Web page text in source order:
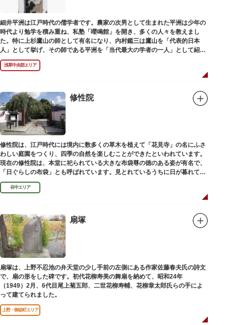
細井平洲は江戸時代の儒学者です。農家の次男として生まれた平洲は少年の
時代より勉学を積み重ね、私塾「嚶鳴館」を開き、多くの人々を教えまし
た。特に上杉鷹山の師として有名になり、内村鑑三は鷹山を「代表的日本
人」として挙げ、その師である平洲を「当代最大の学者の一人」として紹介
しています。お墓は天嶽院（てんがくいん）境内にあります。
浅草中央部エリア
修性院
修性院は、江戸時代には境内に数多くの草木を植えて「花見寺」の名にふさ
わしい庭園をつくり、四季の自然を楽しむことができたといわれています。
現在の修性院は、本堂に祀られている大きな布袋尊の徳のある姿が有名で、
「日ぐらしの布袋」とも呼ばれています。見とれているうちに日が暮れてし
まった、という言い伝えです。
谷中エリア
扇塚
扇塚は、上野不忍池の弁天堂の少し手前の左側にある作家佐藤春夫氏の詩文
で、扇の形をした碑です。初代花柳寿美の舞扇を納めて、昭和24年
（1949）2月、6代目尾上菊五郎、二世花柳寿輔、花柳章太郎氏らの手によ
って建てられました。
上野・御徒町エリア